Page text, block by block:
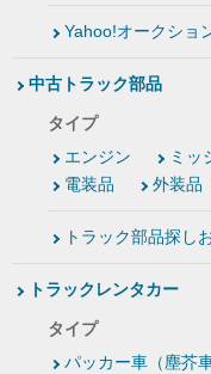
Yahoo!オークショ
中古トラック部品
タイプ
エンジン
ミッ
電装品
外装品
トラック部品探し
トラックレンタカー
タイプ
パッカー車（塵芥